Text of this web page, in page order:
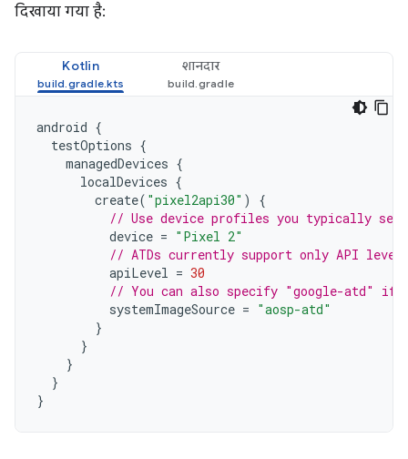
दिखाया गया है:
Kotlin शानदार
android {
testOptions {
managedDevices {
localDevices {
create( "pixel2api30" )
{
// Use device profiles you typically see
device = "Pixel 2"
// ATDs currently support only API level
apiLevel = 30
// You can also specify "google-atd" if
systemImageSource = "aosp-atd"
}
}
}
}
}